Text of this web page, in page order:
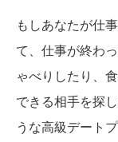
もしあなたが仕
て、仕事が終わ
ゃべりしたり、
できる相手を探
うな高級デート